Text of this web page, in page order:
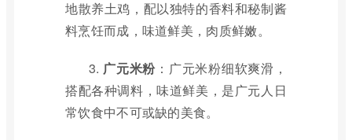
地散养土鸡，配以独特的香料和秘制酱
料烹饪而成，味道鲜美，肉质鲜嫩。
3. 广元米粉 ：广元米粉细软爽滑，
搭配各种调料，味道鲜美，是广元人日
常饮食中不可或缺的美食。